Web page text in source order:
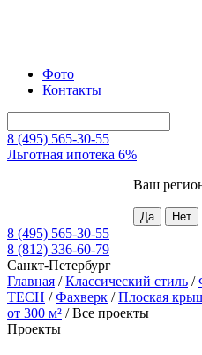
Фото
Контакты
8 (495) 565-30-55
Льготная ипотека 6%
Ваш
8 (495) 565-30-55
8 (812) 336-60-79
Санкт-Петербург
Главная /Классический стиль /
TECH /Фахверк /Плоская
от 300 м² /Все проекты
Проекты